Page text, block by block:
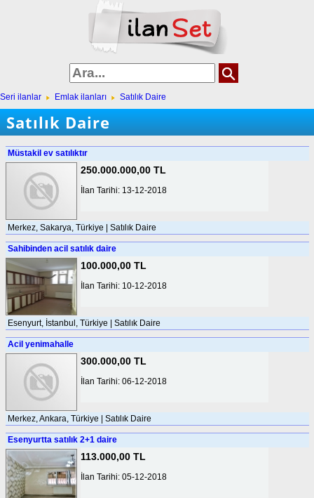
Seri ilanlar Emlak ilanları Satılık Daire
Satılık Daire
Müstakil ev satılıktır
250.000.000,00 TL
İlan Tarihi: 13-12-2018
Merkez, Sakarya, Türkiye | Satılık Daire
Sahibinden acil satılık daire
100.000,00 TL
İlan Tarihi: 10-12-2018
Esenyurt, İstanbul, Türkiye | Satılık Daire
Acil yenimahalle
300.000,00 TL
İlan Tarihi: 06-12-2018
Merkez, Ankara, Türkiye | Satılık Daire
Esenyurtta satılık 2+1 daire
113.000,00 TL
İlan Tarihi: 05-12-2018